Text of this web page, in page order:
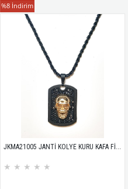
Kolye
JKMA21005 JANTİ KOLYE KURU KAFA FİGÜRLÜ TABLET
★ ★ ★ ★ ★
%8 İndirim